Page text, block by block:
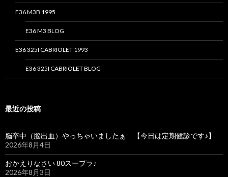
E36 M3B 1995
E36 M3 BLOG
E36 325I CABRIOLET 1993
E36 325I CABRIOLET BLOG
最近の投稿
脳卒中（脳出血）やっちゃいましたぁ 【今日は定期健診です♪】
2026年8月4日
おかえりなさい 80スープラ♪
2026年8月3日